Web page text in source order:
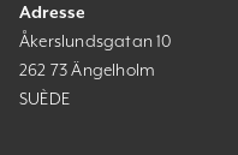
Adresse
Åkerslundsgatan 10
262 73 Ängelholm
SUÈDE